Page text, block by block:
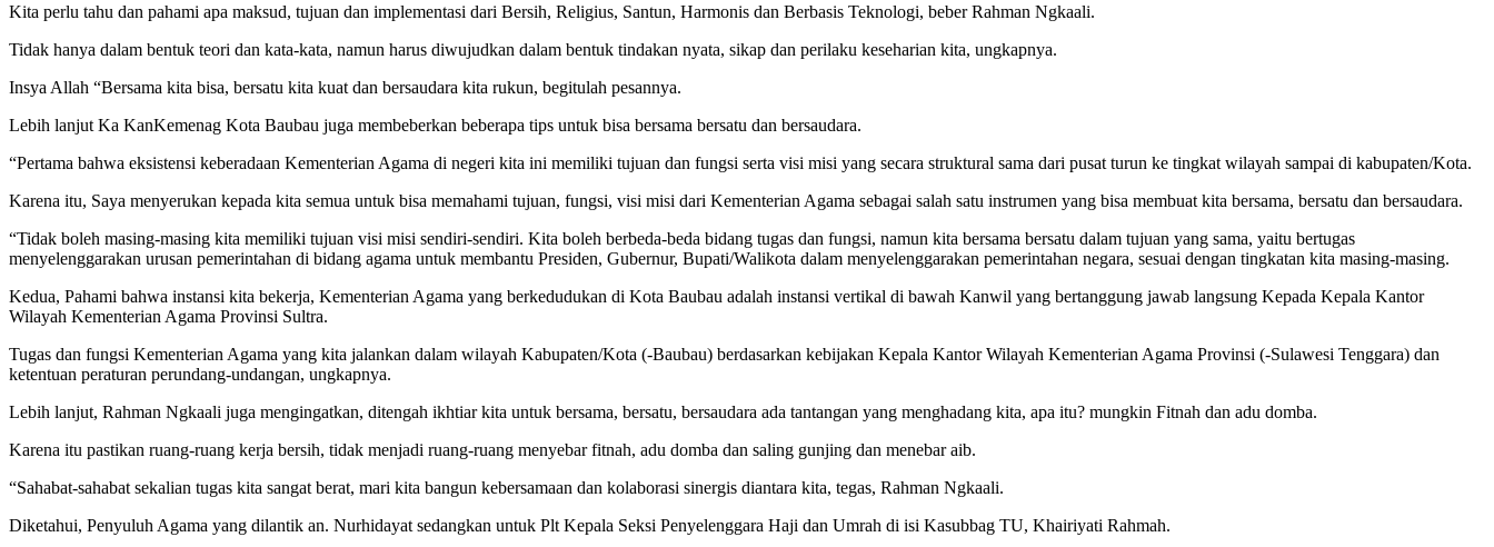
Kita perlu tahu dan pahami apa maksud, tujuan dan implementasi dari Bersih, Religius, Santun, Harmonis dan Berbasis Teknologi, beber Rahman Ngkaali.
Tidak hanya dalam bentuk teori dan kata-kata, namun harus diwujudkan dalam bentuk tindakan nyata, sikap dan perilaku keseharian kita, ungkapnya.
Insya Allah “Bersama kita bisa, bersatu kita kuat dan bersaudara kita rukun, begitulah pesannya.
Lebih lanjut Ka KanKemenag Kota Baubau juga membeberkan beberapa tips untuk bisa bersama bersatu dan bersaudara.
“Pertama bahwa eksistensi keberadaan Kementerian Agama di negeri kita ini memiliki tujuan dan fungsi serta visi misi yang secara struktural sama dari pusat turun ke tingkat wilayah sampai di kabupaten/Kota.
Karena itu, Saya menyerukan kepada kita semua untuk bisa memahami tujuan, fungsi, visi misi dari Kementerian Agama sebagai salah satu instrumen yang bisa membuat kita bersama, bersatu dan bersaudara.
“Tidak boleh masing-masing kita memiliki tujuan visi misi sendiri-sendiri. Kita boleh berbeda-beda bidang tugas dan fungsi, namun kita bersama bersatu dalam tujuan yang sama, yaitu bertugas
menyelenggarakan urusan pemerintahan di bidang agama untuk membantu Presiden, Gubernur, Bupati/Walikota dalam menyelenggarakan pemerintahan negara, sesuai dengan tingkatan kita masing-masing.
Kedua, Pahami bahwa instansi kita bekerja, Kementerian Agama yang berkedudukan di Kota Baubau adalah instansi vertikal di bawah Kanwil yang bertanggung jawab langsung Kepada Kepala Kantor
Wilayah Kementerian Agama Provinsi Sultra.
Tugas dan fungsi Kementerian Agama yang kita jalankan dalam wilayah Kabupaten/Kota (-Baubau) berdasarkan kebijakan Kepala Kantor Wilayah Kementerian Agama Provinsi (-Sulawesi Tenggara) dan
ketentuan peraturan perundang-undangan, ungkapnya.
Lebih lanjut, Rahman Ngkaali juga mengingatkan, ditengah ikhtiar kita untuk bersama, bersatu, bersaudara ada tantangan yang menghadang kita, apa itu? mungkin Fitnah dan adu domba.
Karena itu pastikan ruang-ruang kerja bersih, tidak menjadi ruang-ruang menyebar fitnah, adu domba dan saling gunjing dan menebar aib.
“Sahabat-sahabat sekalian tugas kita sangat berat, mari kita bangun kebersamaan dan kolaborasi sinergis diantara kita, tegas, Rahman Ngkaali.
Diketahui, Penyuluh Agama yang dilantik an. Nurhidayat sedangkan untuk Plt Kepala Seksi Penyelenggara Haji dan Umrah di isi Kasubbag TU, Khairiyati Rahmah.